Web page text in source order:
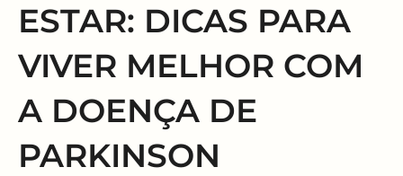
ESTAR: DICAS PARA
VIVER MELHOR COM
A DOENÇA DE
PARKINSON